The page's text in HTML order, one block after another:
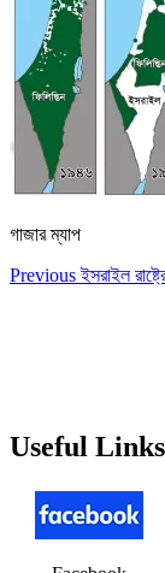
গাজার ম্যাপ
Post
PreviousPrevious
ইসরাইল
Useful Links